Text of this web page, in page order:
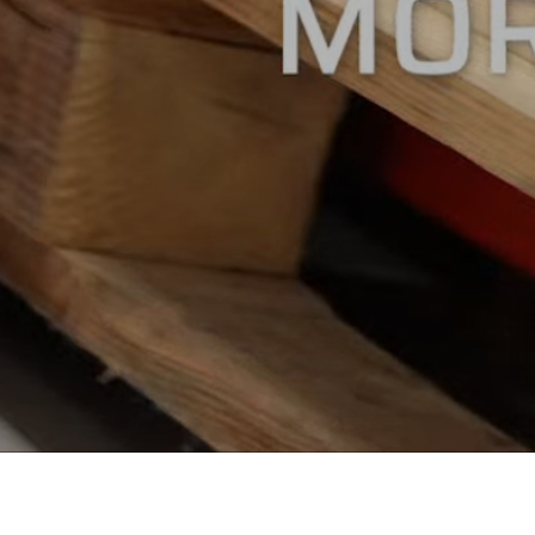
i hele verden.